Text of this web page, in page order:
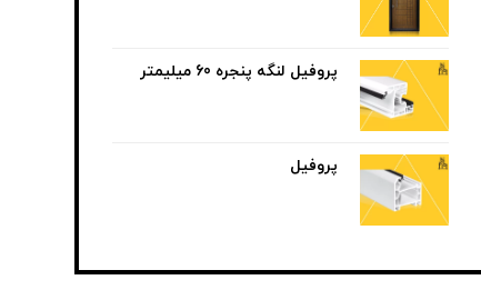
پروفیل لنگه پنجره 60 میلیمتر
پروفیل